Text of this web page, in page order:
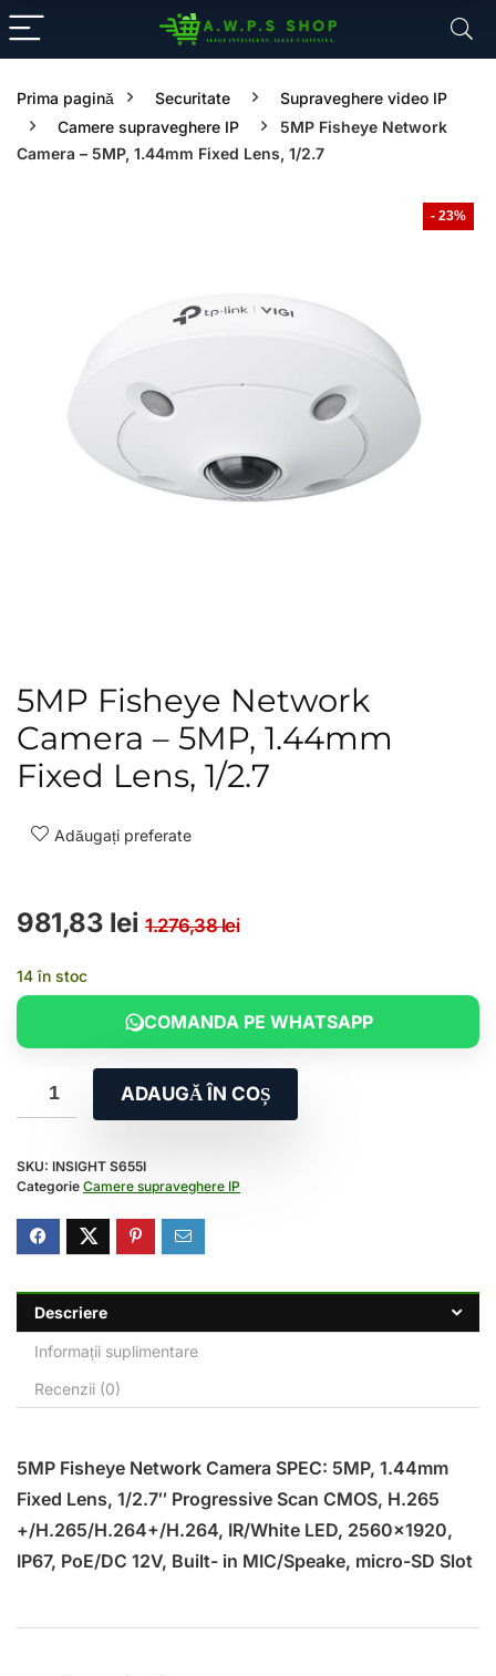
Prima pagină Securitate
Supraveghere video IP
Camere supraveghere IP
5MP Fisheye Network
Camera – 5MP, 1.44mm Fixed Lens, 1/2.7
- 23%
5MP Fisheye Network
Camera – 5MP, 1.44mm
Fixed Lens, 1/2.7
Adăugați preferate
1.276,38leiPrețul inițial a fost:
981,83 lei Prețul curent este:
14 în stoc
COMANDA PE WHATSAPP
ADAUGĂ ÎN COȘ
SKU: INSIGHT S655I
Categorie Camere supraveghere IP
Descriere
Informații suplimentare
Recenzii (0)
5MP Fisheye Network Camera SPEC: 5MP, 1.44mm
Fixed Lens, 1/2.7″ Progressive Scan CMOS, H.265
+/H.265/H.264+/H.264, IR/White LED, 2560×1920,
IP67, PoE/DC 12V, Built- in MIC/Speake, micro-SD Slot